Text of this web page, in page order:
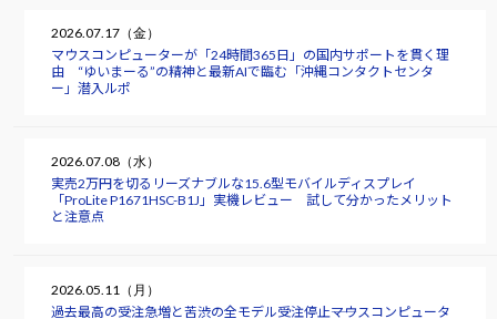
2026.07.17（金）
マウスコンピューターが「24時間365日」の国内サポートを貫く理
由 “ゆいまーる”の精神と最新AIで臨む「沖縄コンタクトセンタ
ー」潜入ルポ
2026.07.08（水）
実売2万円を切るリーズナブルな15.6型モバイルディスプレイ
「ProLite P1671HSC-B1J」実機レビュー 試して分かったメリット
と注意点
2026.05.11（月）
過去最高の受注急増と苦渋の全モデル受注停止――マウスコンピュータ